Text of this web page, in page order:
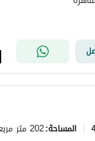
المساحة:202 متر مربع